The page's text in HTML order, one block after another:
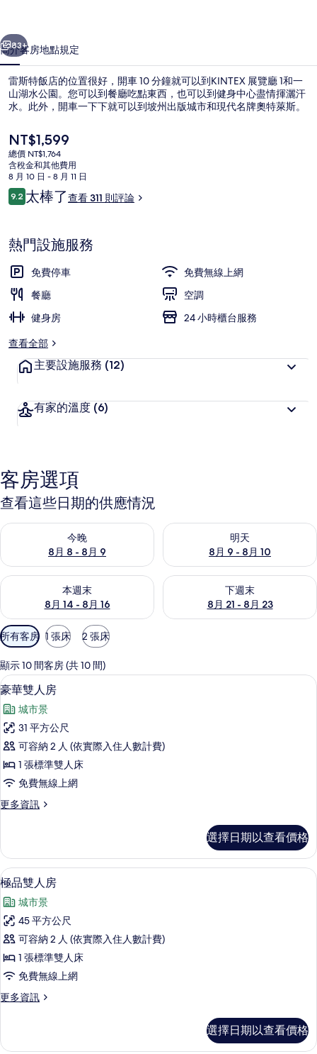
片
集
個 下一個
83+
簡介客房地點規定
雷斯特飯店的位置很好，開車 10 分鐘就可以到KINTEX 展覽廳 1和一
山湖水公園。您可以到餐廳吃點東西，也可以到健身中心盡情揮灑汗
水。此外，開車一下下就可以到坡州出版城市和現代名牌奧特萊斯。
目
前
的
價
格
是
NT$1,599
總價 NT$1,764
含稅金和其他費用
8 月 10 日 - 8 月 11 日
評
論
9.29.2 分，滿分 10 分，
太棒了查看 311 則評論
熱門設施服務
免費停車
免費無線上網
餐廳
空調
健身房
24 小時櫃台服務
查看全部
主要設施服務 (12)
有家的溫度 (6)
客房選項
查看這些日期的供應情況
今晚
8月 8 - 8月 9
查看今晚 (8月 8 - 8月 9) 的供應情況
明天
8月 9 - 8月 10
查看明天 (8月 9 - 8月 10) 的供
本週末
8月 14 - 8月 16
查看本週末 (8月 14 - 8月 16) 的供應情況
下週末
8月 21 - 8月 23
查看下週末 (8月 21 - 8月 23)
可
用
的
客
房
篩
選
條
所有客房 1 張床 2 張床
顯示 10 間客房 (共 10 間)
顯
示
豪
華
雙
人
的
有
相
片
豪華雙人房 | 高級寢具、羽絨被、客
5
豪華雙人房
城市景
31 平方公尺
可容納 2 人 (依實際入住人數計費)
1 張標準雙人床
免費無線上網
更多資訊
更
雙
人
房
詳
情
選擇日期以查看價格
顯
示
極
品
雙
人
的
有
極品雙人房 | 浴室 | 獨立浴缸和淋浴
7
極品雙人房
城市景
45 平方公尺
可容納 2 人 (依實際入住人數計費)
1 張標準雙人床
免費無線上網
更多資訊
更
雙
選擇日期以查看價格